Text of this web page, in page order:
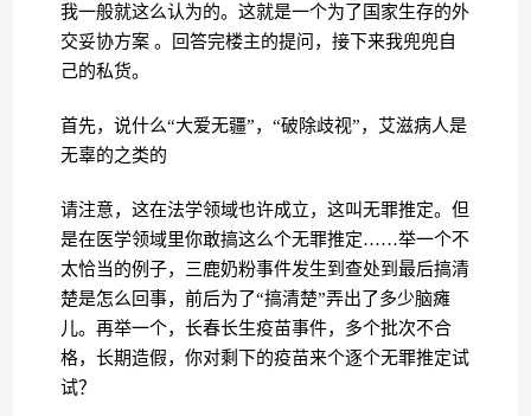
我一般就这么认为的。这就是一个为了国家生存的外
交妥协方案 。回答完楼主的提问，接下来我兜兜自
己的私货。
首先，说什么“大爱无疆”，“破除歧视”，艾滋病人是
无辜的之类的
请注意，这在法学领域也许成立，这叫无罪推定。但
是在医学领域里你敢搞这么个无罪推定……举一个不
太恰当的例子，三鹿奶粉事件发生到查处到最后搞清
楚是怎么回事，前后为了“搞清楚”弄出了多少脑瘫
儿。再举一个，长春长生疫苗事件，多个批次不合
格，长期造假，你对剩下的疫苗来个逐个无罪推定试
试？